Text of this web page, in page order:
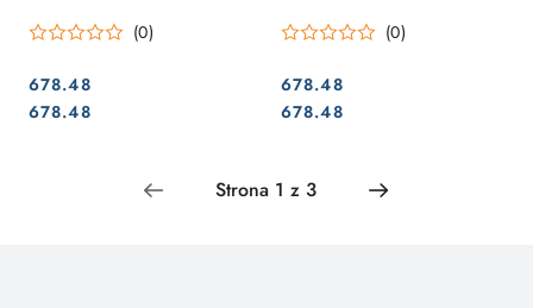
(0)
Cena:
678.48
Cena:
678.48
(0)
Cena:
678.48
Cena:
678.48